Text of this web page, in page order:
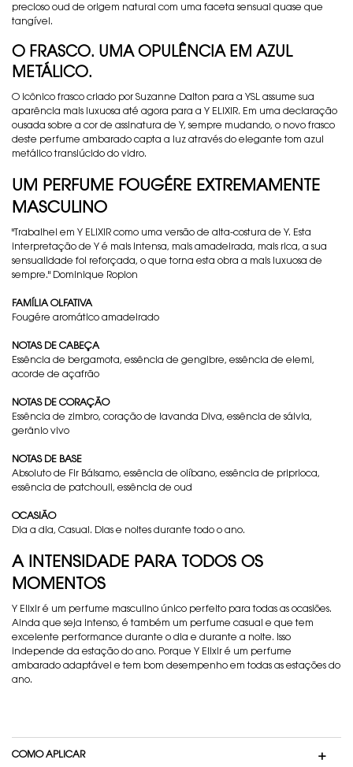
precioso oud de origem natural com uma faceta sensual quase que
tangível.
O FRASCO. UMA OPULÊNCIA EM AZUL
METÁLICO.
O icônico frasco criado por Suzanne Dalton para a YSL assume sua
aparência mais luxuosa até agora para a Y ELIXIR. Em uma declaração
ousada sobre a cor de assinatura de Y, sempre mudando, o novo frasco
deste perfume ambarado capta a luz através do elegante tom azul
metálico translúcido do vidro.
UM PERFUME FOUGÉRE EXTREMAMENTE
MASCULINO
"Trabalhei em Y ELIXIR como uma versão de alta-costura de Y. Esta
interpretação de Y é mais intensa, mais amadeirada, mais rica, a sua
sensualidade foi reforçada, o que torna esta obra a mais luxuosa de
sempre." Dominique Ropion
FAMÍLIA OLFATIVA
Fougére aromático amadeirado
NOTAS DE CABEÇA
Essência de bergamota, essência de gengibre, essência de elemi,
acorde de açafrão
NOTAS DE CORAÇÃO
Essência de zimbro, coração de lavanda Diva, essência de sálvia,
gerânio vivo
NOTAS DE BASE
Absoluto de Fir Bálsamo, essência de olíbano, essência de priprioca,
essência de patchouli, essência de oud
OCASIÃO
Dia a dia, Casual. Dias e noites durante todo o ano.
A INTENSIDADE PARA TODOS OS
MOMENTOS
Y Elixir é um perfume masculino único perfeito para todas as ocasiões.
Ainda que seja intenso, é também um perfume casual e que tem
excelente performance durante o dia e durante a noite. Isso
independe da estação do ano. Porque Y Elixir é um perfume
ambarado adaptável e tem bom desempenho em todas as estações do
ano.
COMO APLICAR